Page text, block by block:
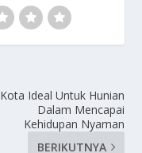
Kota Ideal Untuk Hunian
Dalam Mencapai
Kehidupan Nyaman
BERIKUTNYA